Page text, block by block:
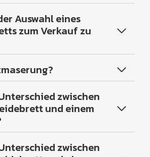
Auswahl eines
zum Verkauf zu
zwischen
und einem
zwischen